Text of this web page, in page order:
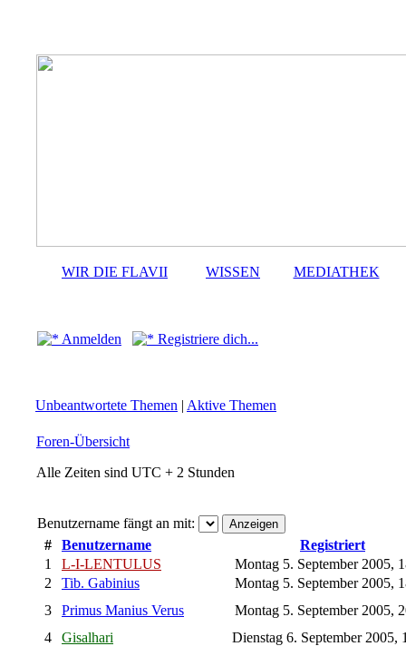
WIR DIE FLAVII WISSEN MEDIATHEK
Anmelden Registriere dich...
Unbeantwortete Themen | Aktive Themen
Foren-Übersicht
Alle Zeiten sind UTC + 2 Stunden
Benutzername fängt an mit:
#
Benutzername
Registriert
1
L-I-LENTULUS
Montag 5. September 2005,
2
Tib. Gabinius
Montag 5. September 2005,
3
Primus Manius Verus
Montag 5. September 2005,
4
Gisalhari
Dienstag 6. September 2005,